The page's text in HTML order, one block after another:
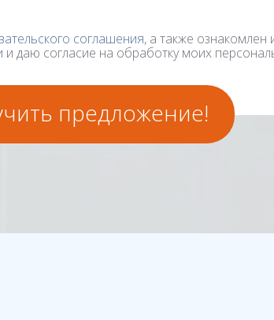
соглашения, а также ознакомлен
и даю согласие на обработку моих
предложение!